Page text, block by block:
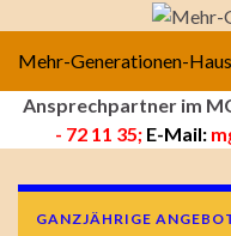
Mehr-Generationen-Haus
Ansprechpartner im
- 72 11 35; E-Mail:
GANZJÄHRIGE